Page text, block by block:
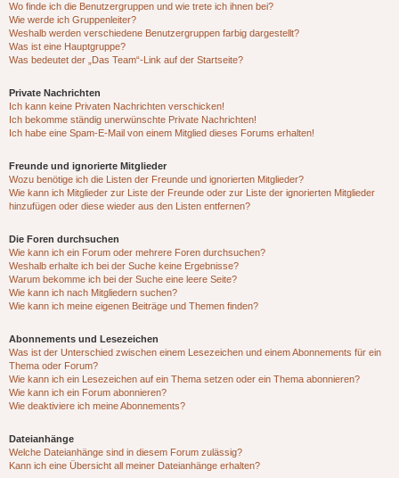
Wo finde ich die Benutzergruppen und wie trete ich ihnen bei?
Wie werde ich Gruppenleiter?
Weshalb werden verschiedene Benutzergruppen farbig dargestellt?
Was ist eine Hauptgruppe?
Was bedeutet der „Das Team“-Link auf der Startseite?
Private Nachrichten
Ich kann keine Privaten Nachrichten verschicken!
Ich bekomme ständig unerwünschte Private Nachrichten!
Ich habe eine Spam-E-Mail von einem Mitglied dieses Forums erhalten!
Freunde und ignorierte Mitglieder
Wozu benötige ich die Listen der Freunde und ignorierten Mitglieder?
Wie kann ich Mitglieder zur Liste der Freunde oder zur Liste der ignorierten Mitglieder
hinzufügen oder diese wieder aus den Listen entfernen?
Die Foren durchsuchen
Wie kann ich ein Forum oder mehrere Foren durchsuchen?
Weshalb erhalte ich bei der Suche keine Ergebnisse?
Warum bekomme ich bei der Suche eine leere Seite?
Wie kann ich nach Mitgliedern suchen?
Wie kann ich meine eigenen Beiträge und Themen finden?
Abonnements und Lesezeichen
Was ist der Unterschied zwischen einem Lesezeichen und einem Abonnements für ein
Thema oder Forum?
Wie kann ich ein Lesezeichen auf ein Thema setzen oder ein Thema abonnieren?
Wie kann ich ein Forum abonnieren?
Wie deaktiviere ich meine Abonnements?
Dateianhänge
Welche Dateianhänge sind in diesem Forum zulässig?
Kann ich eine Übersicht all meiner Dateianhänge erhalten?